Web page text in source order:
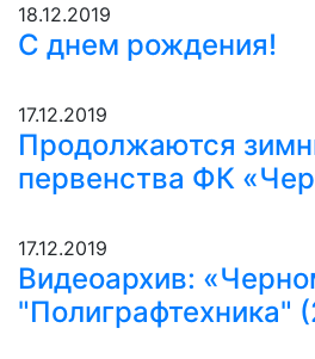
18.12.2019
С днем рождения!
17.12.2019
Продолжаются
первенства ФК
17.12.2019
Видеоархив:
"Полиграфтехника"